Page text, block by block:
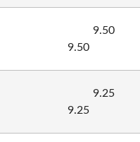
9.50
9.50
9.25
9.25